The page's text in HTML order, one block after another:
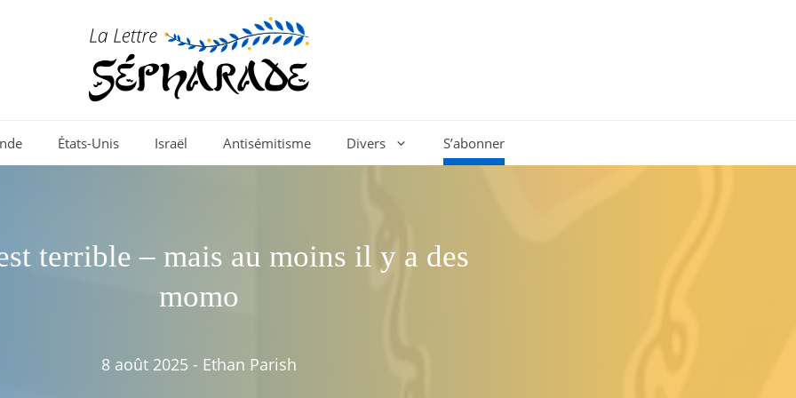
États-Unis Israël Antisémitisme Divers S’abonner
terrible – mais au moins il y a des
momo
8 août 2025 - Ethan Parish